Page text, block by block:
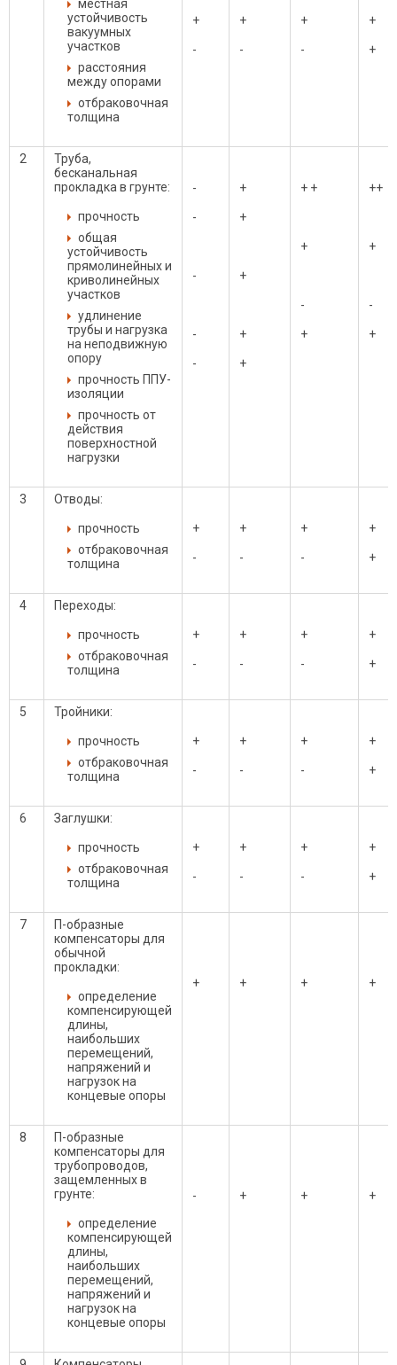
местная
устойчивость
вакуумных
участков
расстояния
между опорами
отбраковочная
толщина
+
-
+
-
+
-
+
+
2
Труба,
бесканальная
прокладка в грунте:
прочность
общая
устойчивость
прямолинейных и
криволинейных
участков
удлинение
трубы и нагрузка
на неподвижную
опору
прочность ППУ-
изоляции
прочность от
действия
поверхностной
нагрузки
-
-
-
-
-
+
+
+
+
+
+ +
+
-
+
++
+
-
+
3 Отводы:
прочность
отбраковочная
толщина
+
-
+
-
+
-
+
+
4 Переходы:
прочность
отбраковочная
толщина
+
-
+
-
+
-
+
+
5 Тройники:
прочность
отбраковочная
толщина
+
-
+
-
+
-
+
+
6 Заглушки:
прочность
отбраковочная
толщина
+
-
+
-
+
-
+
+
7
П-образные
компенсаторы для
обычной
прокладки:
определение
компенсирующей
длины,
наибольших
перемещений,
напряжений и
нагрузок на
концевые опоры
+ + + +
8
П-образные
компенсаторы для
трубопроводов,
защемленных в
грунте:
определение
компенсирующей
длины,
наибольших
перемещений,
напряжений и
нагрузок на
концевые опоры
- + + +